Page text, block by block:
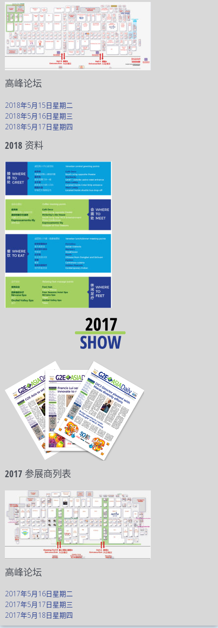
高峰论坛
2018年5月15日星期二
2018年5月16日星期三
2018年5月17日星期四
2018 资料​
2017 参展商列表
高峰论坛
2017年5月16日星期二
2017年5月17日星期三
2017年5月18日星期四